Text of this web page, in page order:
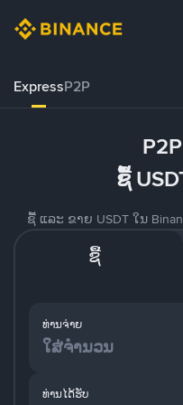
ExpressP2P
ຊື້
ຊື້ ແລະ ຂາຍ USDT ໃນ
ຊື້
ທ່ານຈ່າຍ
ທ່ານໄດ້ຮັບ